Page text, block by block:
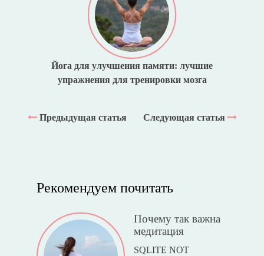
Йога для улучшения памяти: лучшие
упражнения для тренировки мозга
Предыдущая статья Следующая статья
Рекомендуем почитать
Почему так важна
медитация
SQLITE NOT